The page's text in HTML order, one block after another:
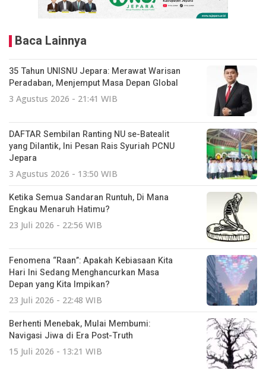
Baca Lainnya
35 Tahun UNISNU Jepara: Merawat Warisan
Peradaban, Menjemput Masa Depan Global
3 Agustus 2026 - 21:41 WIB
DAFTAR Sembilan Ranting NU se-Batealit
yang Dilantik, Ini Pesan Rais Syuriah PCNU
Jepara
3 Agustus 2026 - 13:50 WIB
Ketika Semua Sandaran Runtuh, Di Mana
Engkau Menaruh Hatimu?
23 Juli 2026 - 22:56 WIB
Fenomena “Raan”: Apakah Kebiasaan Kita
Hari Ini Sedang Menghancurkan Masa
Depan yang Kita Impikan?
23 Juli 2026 - 22:48 WIB
Berhenti Menebak, Mulai Membumi:
Navigasi Jiwa di Era Post-Truth
15 Juli 2026 - 13:21 WIB